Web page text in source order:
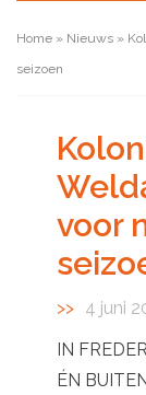
Home » Nieuws »
seizoen
voor
4 juni
IN
ÉN